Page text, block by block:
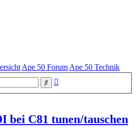
Ape 50 Forum Ape 50 Technik
Suche
bei C81 tunen/tauschen